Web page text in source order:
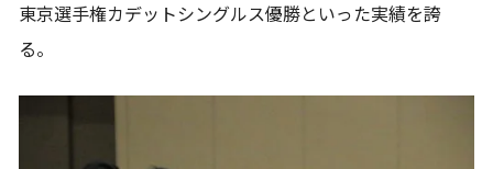
東京選手権カデットシングルス優勝といった実績を誇
る。